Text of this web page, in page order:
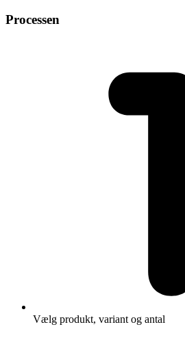
Processen
Vælg produkt, variant og antal